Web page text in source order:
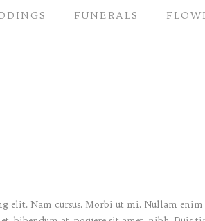
FUNERALS
elit. Nam cursus. Morbi ut mi. Nullam enim